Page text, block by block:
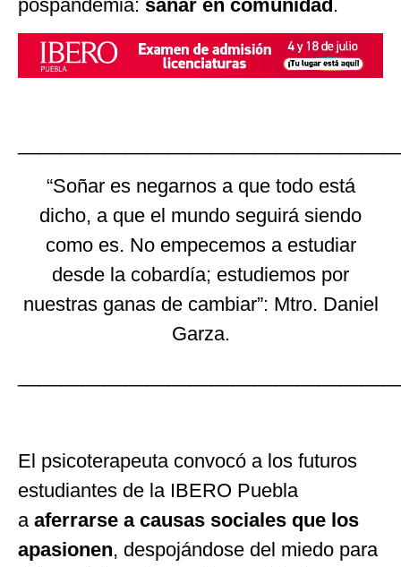
pospandemia: sanar en comunidad .
“Soñar es negarnos a que todo está
dicho, a que el mundo seguirá siendo
como es. No empecemos a estudiar
desde la cobardía; estudiemos por
nuestras ganas de cambiar”: Mtro. Daniel
Garza.
El psicoterapeuta convocó a los futuros
estudiantes de la IBERO Puebla
a aferrarse a causas sociales que los
apasionen, despojándose del miedo para